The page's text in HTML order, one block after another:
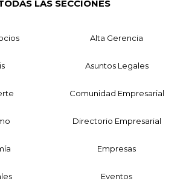
LAS SECCIONES
Alta Gerencia
Asuntos Legales
Comunidad Empresarial
Directorio Empresarial
Empresas
Eventos